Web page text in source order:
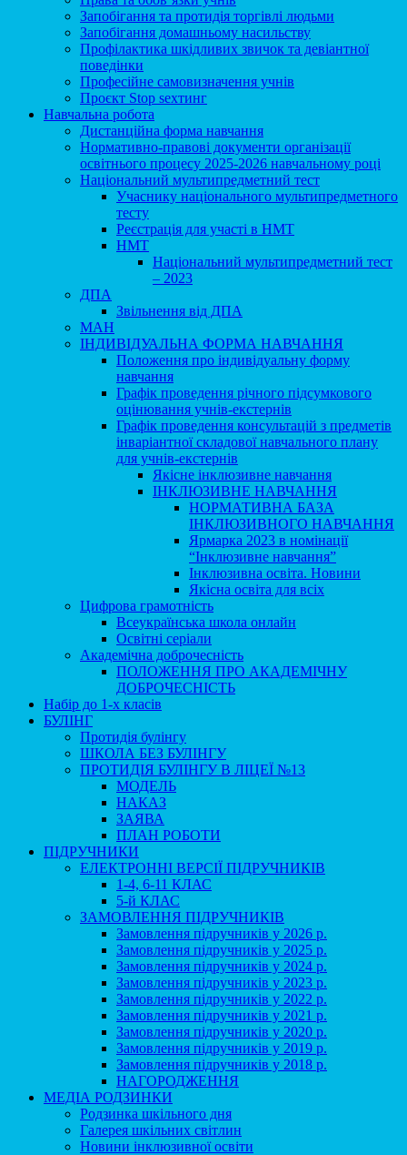
Запобігання та протидія торгівлі людьми
Запобігання домашньому насильству
Профілактика шкідливих звичок та девіантної
поведінки
Професійне самовизначення учнів
Проєкт Stop sexтинг
Навчальна робота
Дистанційна форма навчання
Нормативно-правові документи організації
освітнього процесу 2025-2026 навчальному році
Національний мультипредметний тест
Учаснику національного мультипредметного
тесту
Реєстрація для участі в НМТ
НМТ
Національний мультипредметний тест
– 2023
ДПА
Звільнення від ДПА
МАН
ІНДИВІДУАЛЬНА ФОРМА НАВЧАННЯ
Положення про індивідуальну форму
навчання
Графік проведення річного підсумкового
оцінювання учнів-екстернів
Графік проведення консультацій з предметів
інваріантної складової навчального плану
для учнів-екстернів
Якісне інклюзивне навчання
ІНКЛЮЗИВНЕ НАВЧАННЯ
НОРМАТИВНА БАЗА
ІНКЛЮЗИВНОГО НАВЧАННЯ
Ярмарка 2023 в номінації
“Інклюзивне навчання”
Інклюзивна освіта. Новини
Якісна освіта для всіх
Цифрова грамотність
Всеукраїнська школа онлайн
Освітні серіали
Академічна доброчесність
ПОЛОЖЕННЯ ПРО АКАДЕМІЧНУ
ДОБРОЧЕСНІСТЬ
Набір до 1-х класів
БУЛІНГ
Протидія булінгу
ШКОЛА БЕЗ БУЛІНГУ
ПРОТИДІЯ БУЛІНГУ В ЛІЦЕЇ №13
МОДЕЛЬ
НАКАЗ
ЗАЯВА
ПЛАН РОБОТИ
ПІДРУЧНИКИ
ЕЛЕКТРОННІ ВЕРСІЇ ПІДРУЧНИКІВ
1-4, 6-11 КЛАС
5-й КЛАС
ЗАМОВЛЕННЯ ПІДРУЧНИКІВ
Замовлення підручників у 2026 р.
Замовлення підручників у 2025 р.
Замовлення підручників у 2024 р.
Замовлення підручників у 2023 р.
Замовлення підручників у 2022 р.
Замовлення підручників у 2021 р.
Замовлення підручників у 2020 р.
Замовлення підручників у 2019 р.
Замовлення підручників у 2018 р.
НАГОРОДЖЕННЯ
МЕДІА РОДЗИНКИ
Родзинка шкільного дня
Галерея шкільних світлин
Новини інклюзивної освіти